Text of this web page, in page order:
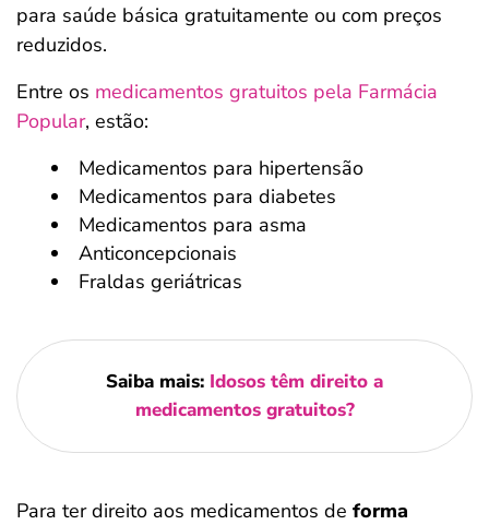
para saúde básica gratuitamente ou com preços
reduzidos.
Entre os medicamentos gratuitos pela Farmácia
Popular, estão:
Medicamentos para hipertensão
Medicamentos para diabetes
Medicamentos para asma
Anticoncepcionais
Fraldas geriátricas
Saiba mais: Idosos têm direito a
medicamentos gratuitos?
Para ter direito aos medicamentos de forma